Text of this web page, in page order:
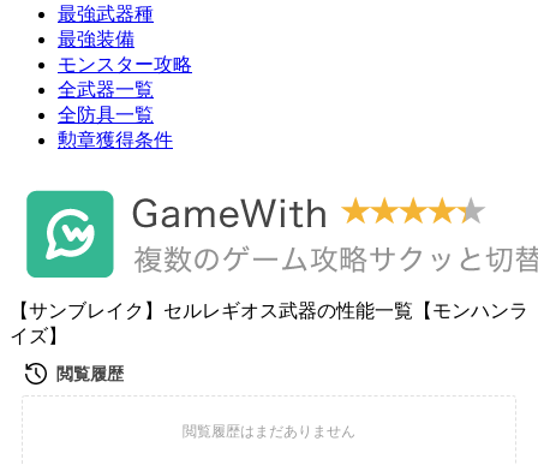
最強武器種
最強装備
モンスター攻略
全武器一覧
全防具一覧
勲章獲得条件
【サンブレイク】セルレギオス武器の性能一覧【モンハンラ
イズ】